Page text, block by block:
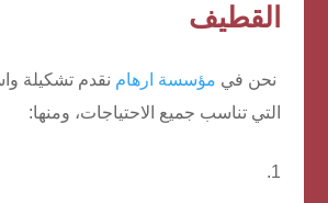
القطيف
نحن في مؤسسة ارهام نقدم تشكيلة
التي تناسب جميع الاحتياجات، ومنها: